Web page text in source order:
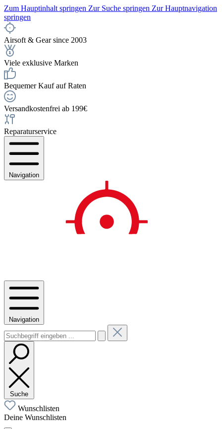
Zum Hauptinhalt springen Zur Suche springen Zur Hauptnavigation
springen
Airsoft & Gear since 2003
Viele exklusive Marken
Bequemer Kauf auf Raten
Versandkostenfrei ab 199€
Reparaturservice
Navigation
Navigation
Suche
Wunschlisten
Deine Wunschlisten